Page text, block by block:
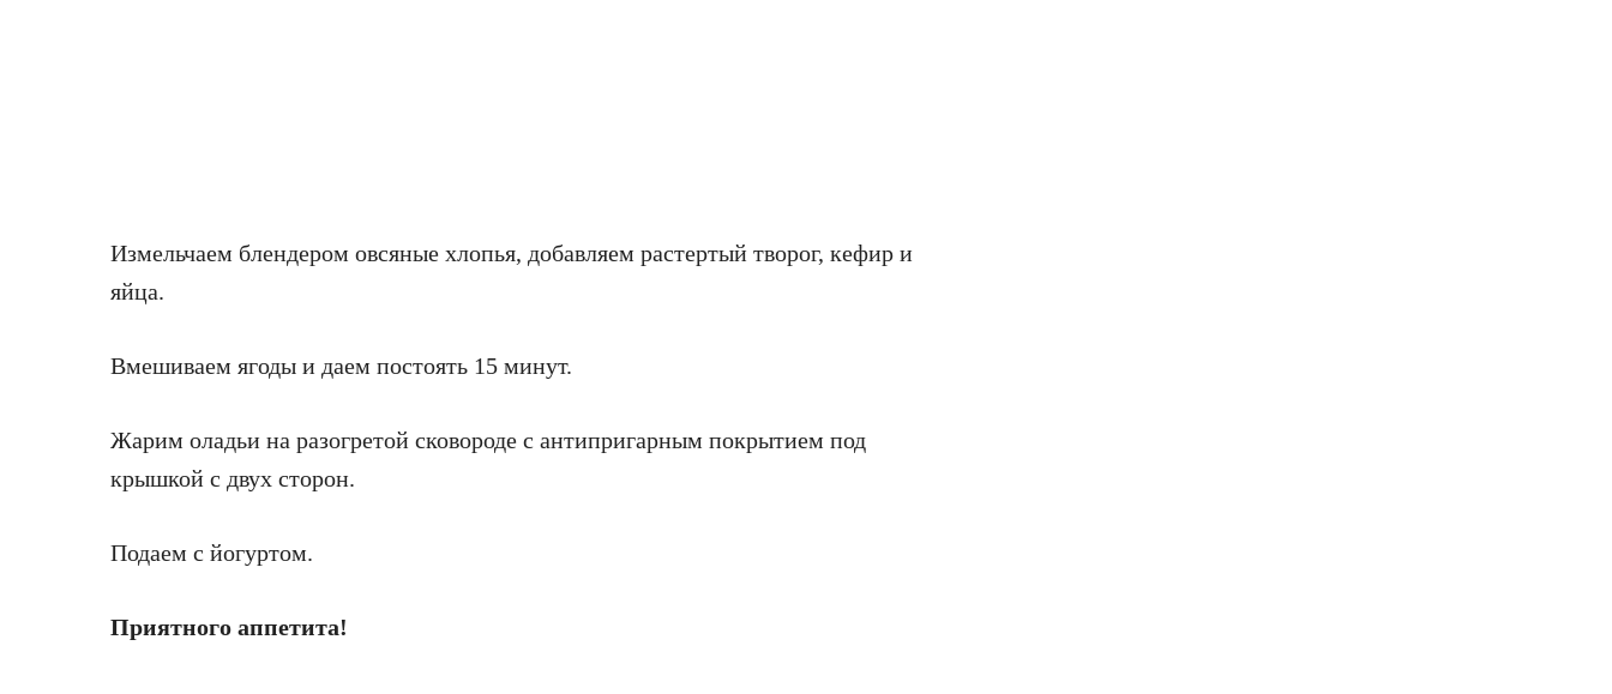
Измельчаем блендером овсяные хлопья, добавляем растертый творог, кефир и
яйца.
Вмешиваем ягоды и даем постоять 15 минут.
Жарим оладьи на разогретой сковороде с антипригарным покрытием под
крышкой с двух сторон.
Подаем с йогуртом.
Приятного аппетита!